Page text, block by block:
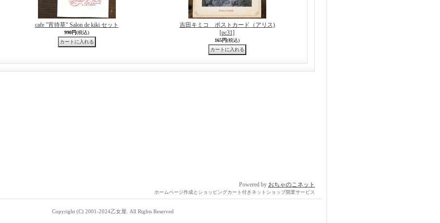
cafe "宵待草" Salon de kiki セット
990円(税込)
吉田キミコ ポストカード（アリス)
[pc31]
165円(税込)
Powered by おちゃのこネット
ホームページ作成とショッピングカート付きネットショップ開業サービス
Copyright (C) 2001-2024乙女屋. All Rights Reserved